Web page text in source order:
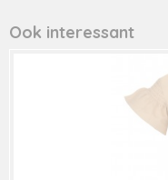
Ook interessant